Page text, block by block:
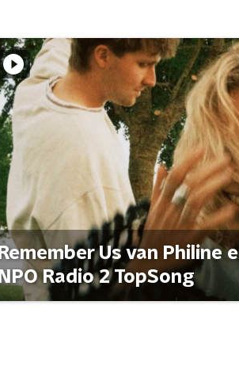
Remember Us van Philine
NPO Radio 2 TopSong